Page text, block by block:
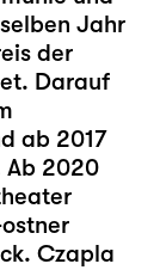
Jahr
der
Darauf
ab 2017
Ab 2020
Czapla